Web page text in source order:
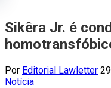
Sikêra Jr. é
Por Editorial Lawletter
Notícia